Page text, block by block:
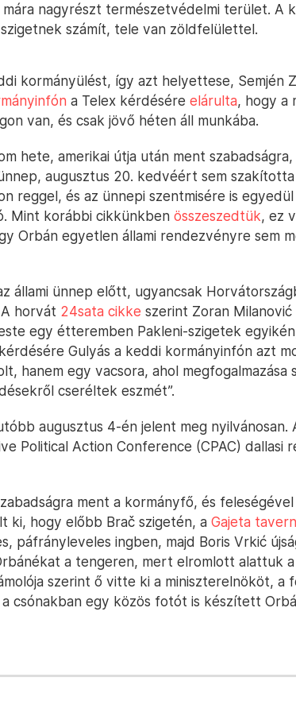
nagyrészt természetvédelmi terület. A
számít, tele van zöldfelülettel.
kormányülést, így azt helyettese, Semjén
a Telex kérdésére elárulta, hogy a
van, és csak jövő héten áll munkába.
hete, amerikai útja után ment
augusztus 20. kedvéért sem
reggel, és az ünnepi szentmisére is
Mint korábbi cikkünkben összeszedtük, ez
Orbán egyetlen állami rendezvényre sem
állami ünnep előtt, ugyancsak
horvát 24sata cikke szerint Zoran
egy étteremben Pakleni-szigetek
Gulyás a keddi kormányinfón azt
hanem egy vacsora, ahol megfogalmazása
cseréltek eszmét”.
augusztus 4-én jelent meg nyilvánosan.
Political Action Conference (CPAC) dallasi
ment a kormányfő, és
ki, hogy előbb Brač szigetén, a Gajeta
páfrányleveles ingben, majd Boris Vrkić
a tengeren, mert elromlott alattuk
szerint ő vitte ki a miniszterelnököt, a
csónakban egy közös fotót is készített